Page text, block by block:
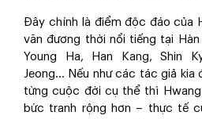
Đây chính là điểm độc đáo của
văn đương thời nổi tiếng tại
Young Ha, Han Kang, Shin
Jeong… Nếu như các tác giả kia
từng cuộc đời cụ thể thì
bức tranh rộng hơn – thực tế